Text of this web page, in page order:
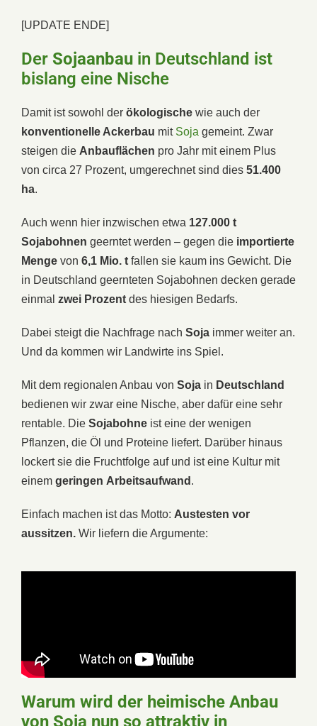
[UPDATE ENDE]
Der Sojaanbau in Deutschland ist
bislang eine Nische
Damit ist sowohl der ökologische wie auch der
konventionelle Ackerbau mit Soja gemeint. Zwar
steigen die Anbauflächen pro Jahr mit einem Plus
von circa 27 Prozent, umgerechnet sind dies 51.400
ha.
Auch wenn hier inzwischen etwa 127.000 t
Sojabohnen geerntet werden – gegen die importierte
Menge von 6,1 Mio. t fallen sie kaum ins Gewicht. Die
in Deutschland geernteten Sojabohnen decken gerade
einmal zwei Prozent des hiesigen Bedarfs.
Dabei steigt die Nachfrage nach Soja immer weiter an.
Und da kommen wir Landwirte ins Spiel.
Mit dem regionalen Anbau von Soja in Deutschland
bedienen wir zwar eine Nische, aber dafür eine sehr
rentable. Die Sojabohne ist eine der wenigen
Pflanzen, die Öl und Proteine liefert. Darüber hinaus
lockert sie die Fruchtfolge auf und ist eine Kultur mit
einem geringen Arbeitsaufwand .
Einfach machen ist das Motto: Austesten vor
aussitzen. Wir liefern die Argumente:
Warum wird der heimische Anbau
von Soja nun so attraktiv in